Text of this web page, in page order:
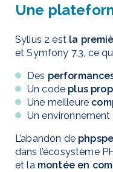
Une
Sylius 2 est la
et Symfony 7.3, ce
Des
Un code plus
Une meilleure
Un
L’abandon de
dans l’écosystème
et la montée en